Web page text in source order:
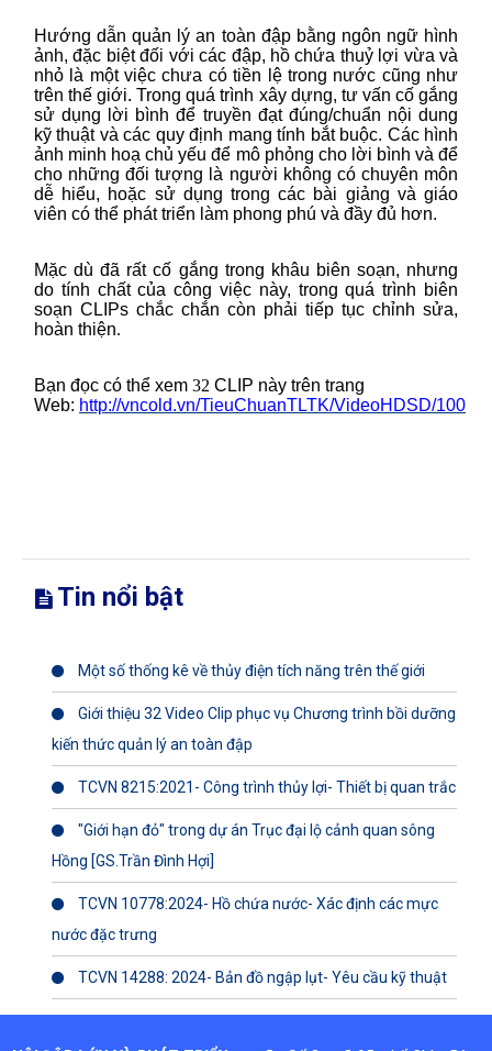
Hướng dẫn quản lý an toàn đập bằng ngôn ngữ hình
ảnh, đặc biệt đối với các đập, hồ chứa thuỷ lợi vừa và
nhỏ là một việc chưa có tiền lệ trong nước cũng như
trên thế giới. Trong quá trình xây dựng, tư vấn cố gắng
sử dụng lời bình để truyền đạt đúng/chuẩn nội dung
kỹ thuật và các quy định mang tính bắt buộc. Các hình
ảnh minh hoạ chủ yếu để mô phỏng cho lời bình và để
cho những đối tượng là người không có chuyên môn
dễ hiểu, hoặc sử dụng trong các bài giảng và giáo
viên có thể phát triển làm phong phú và đầy đủ hơn.
Mặc dù đã rất cố gắng trong khâu biên soạn, nhưng
do tính chất của công việc này, trong quá trình biên
soạn CLIPs chắc chắn còn phải tiếp tục chỉnh sửa,
hoàn thiện.
Bạn đọc có thể xem 32 CLIP này trên trang
Web: http://vncold.vn/TieuChuanTLTK/VideoHDSD/100
Tin nổi bật
Một số thống kê về thủy điện tích năng trên thế giới
Giới thiệu 32 Video Clip phục vụ Chương trình bồi dưỡng
kiến thức quản lý an toàn đập
TCVN 8215:2021- Công trình thủy lợi- Thiết bị quan trắc
"Giới hạn đỏ" trong dự án Trục đại lộ cảnh quan sông
Hồng [GS.Trần Đình Hợi]
TCVN 10778:2024- Hồ chứa nước- Xác định các mực
nước đặc trưng
TCVN 14288: 2024- Bản đồ ngập lụt- Yêu cầu kỹ thuật